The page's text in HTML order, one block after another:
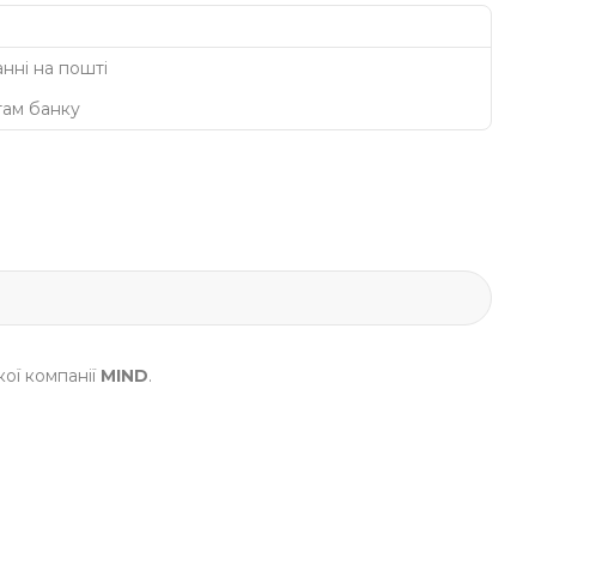
на пошті
банку
компанії MIND.